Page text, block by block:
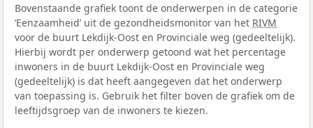
Bovenstaande grafiek toont de onderwerpen in de categorie
‘Eenzaamheid’ uit de gezondheidsmonitor van het RIVM
voor de buurt Lekdijk-Oost en Provinciale weg (gedeeltelijk).
Hierbij wordt per onderwerp getoond wat het percentage
inwoners in de buurt Lekdijk-Oost en Provinciale weg
(gedeeltelijk) is dat heeft aangegeven dat het onderwerp
van toepassing is. Gebruik het filter boven de grafiek om de
leeftijdsgroep van de inwoners te kiezen.